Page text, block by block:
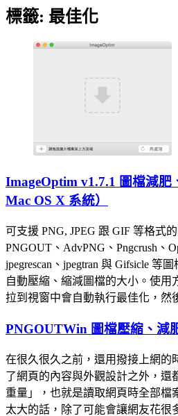
標籤: 最佳化
ImageOptim v1.7.1 圖檔減肥
Mac OS X 系統）
可支援 PNG, JPEG 跟 GIF 等格式
PNGOUT、AdvPNG、Pngcrush、
jpegrescan、jpegtran 與 Gifsicle 等
自動壓縮、縮減圖檔的大小。使用
拉到視窗中會自動執行最佳化，然
PNGOUTWin 圖檔壓縮、減
在很久很久之前，還用撥接上網的
了網頁的內容與外觀設計之外，還
重量」，也就是讀取網頁時全部檔
太大的話，除了可能會讓網友花很